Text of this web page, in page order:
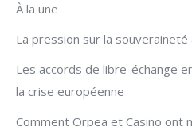
À la une
La pression sur la souveraineté
Les accords de libre-échange
la crise européenne
Comment Orpea et Casino ont